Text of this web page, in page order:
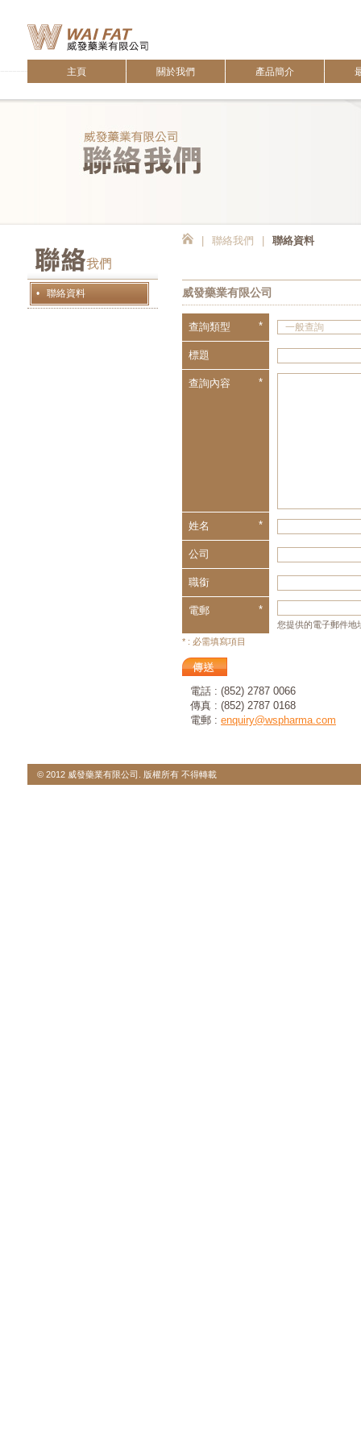
主頁 關於我們 產品簡介
• 聯絡資料
聯絡我們 聯絡資料
威發藥業有限公司
查詢類型 *
標題
查詢內容 *
姓名 *
公司
職銜
電郵 *
您提供的電子郵件地
* : 必需填寫項目
電話 : (852) 2787 0066
傳真 : (852) 2787 0168
電郵 : enquiry@wspharma.com
© 2012 威發藥業有限公司. 版權所有 不得轉載